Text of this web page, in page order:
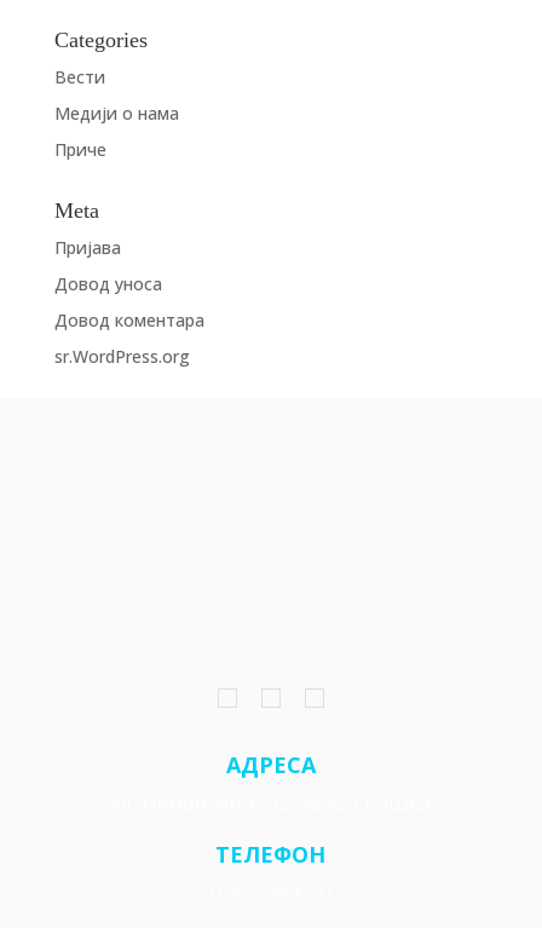
Categories
Вести
Медији о нама
Приче
Meta
Пријава
Довод уноса
Довод коментара
sr.WordPress.org
АДРЕСА
ТЕЛЕФОН